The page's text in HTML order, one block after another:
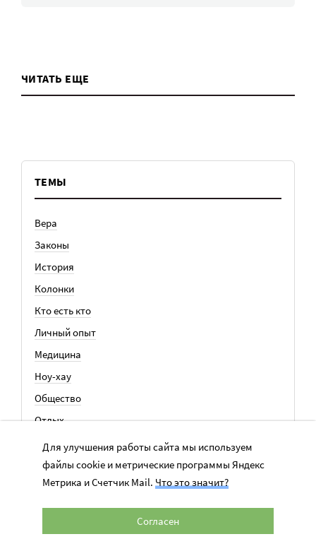
ЧИТАТЬ ЕЩЕ
ТЕМЫ
Вера
Законы
История
Колонки
Кто есть кто
Личный опыт
Медицина
Ноу-хау
Общество
Отдых
Семья
События
ВСЕ СТАТЬИ
Для улучшения работы сайта мы используем
файлы cookie и метрические программы Яндекс
Метрика и Счетчик Mail. Что это значит?
Согласен